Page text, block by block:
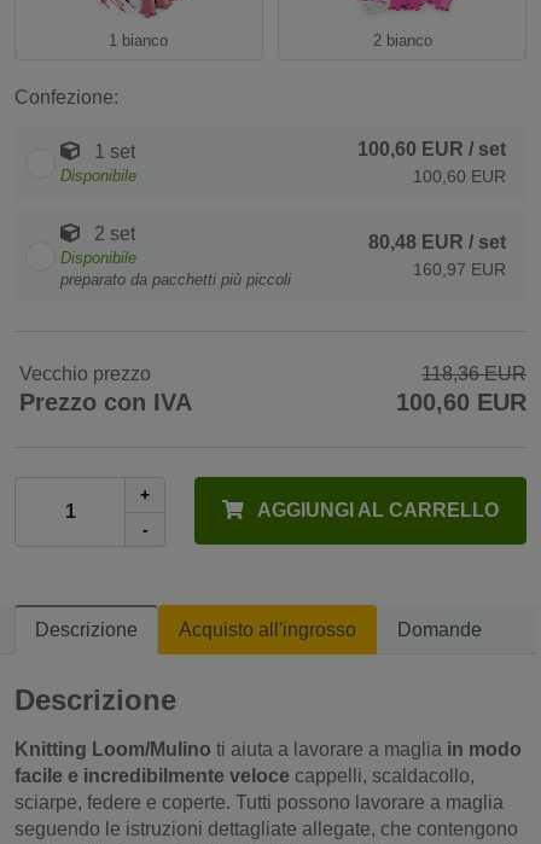
1 bianco 2 bianco
Confezione:
1 set
Disponibile
100,60 EUR / set
100,60 EUR
2 set
Disponibile
preparato da pacchetti più piccoli
80,48 EUR / set
160,97 EUR
Vecchio prezzo 118,36 EUR
Prezzo con IVA 100,60 EUR
+
-
AGGIUNGI AL CARRELLO
Descrizione Acquisto all'ingrosso Domande
Descrizione
Knitting Loom/Mulino ti aiuta a lavorare a maglia in modo
facile e incredibilmente veloce cappelli, scaldacollo,
sciarpe, federe e coperte. Tutti possono lavorare a maglia
seguendo le istruzioni dettagliate allegate, che contengono